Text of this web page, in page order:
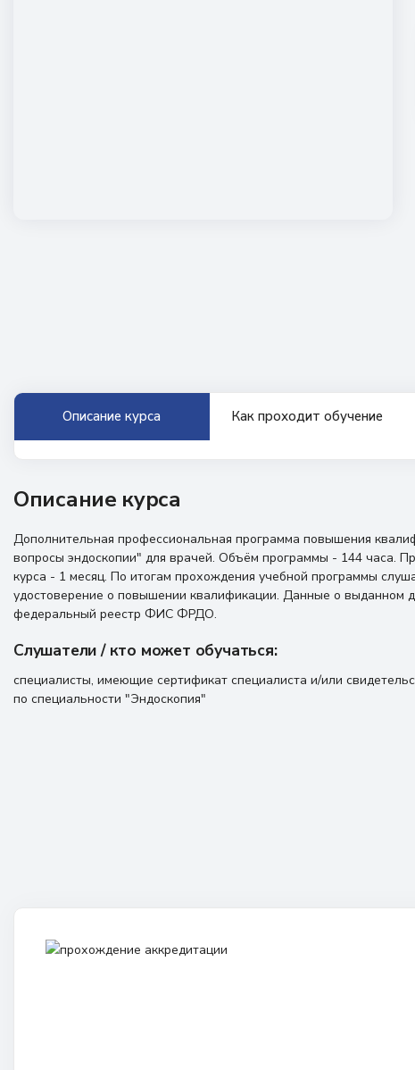
Описание курса Как проходит обучение
Описание курса
Дополнительная профессиональная программа повышения
вопросы эндоскопии" для врачей. Объём программы - 144 часа.
курса - 1 месяц. По итогам прохождения учебной программы
удостоверение о повышении квалификации. Данные о выданном
федеральный реестр ФИС ФРДО.
Слушатели / кто может обучаться:
специалисты, имеющие сертификат специалиста и/или
по специальности "Эндоскопия"